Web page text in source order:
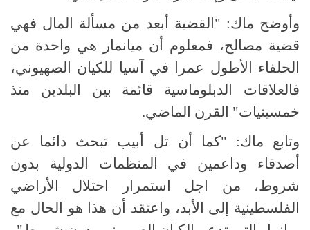
وأوضح ماك: "القضية أبعد من مسألة المال فهي
قضية مصالح، فمعلوم أن ميانمار هي واحدة من
الحلفاء الأطول عمرا في آسيا للكيان الصهيوني،
فالعلاقات الدبلوماسية قائمة بين البلدين منذ
خمسينيات" القرن الماضي.
وتابع ماك: "كما أن تل أبيب تبحث دائما عن
أصدقاء وداعمين في المنظمات الدولية بدون
شروط، من اجل استمرار احتلال الأراضي
الفلسطينية إلى الأبد، واعتقد أن هذا هو الحال مع